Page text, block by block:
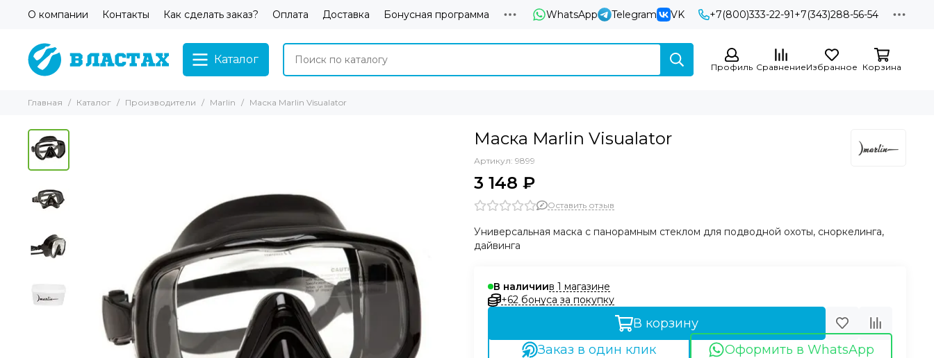
О компании Контакты Как сделать заказ? Оплата Доставка Бонусная программа WhatsApp Telegram VK +7(800)333-22-91+7(343)288-56-54
Каталог
Профиль СравнениеИзбранное Корзина
Главная Каталог Производители Marlin Маска Marlin Visualator
Маска Marlin Visualator
Артикул: 9899
3 148 ₽
Оставить отзыв
Универсальная маска с панорамным стеклом для подводной охоты, сноркелинга,
дайвинга
В наличиив 1 магазине
+62 бонуса за покупку
В корзину
Заказ в один клик
Оформить в WhatsApp